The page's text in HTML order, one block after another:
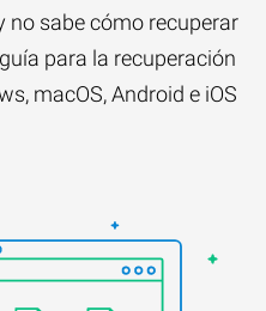
no sabe cómo recuperar
para la recuperación
macOS, Android e iOS